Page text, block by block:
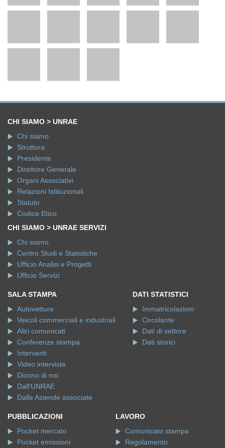
CHI SIAMO > UNRAE
Chi siamo
Struttura
Presidente
Direttore Generale
Organi Associativi
Relazioni Istituzionali
Statuto
Codice Etico
CHI SIAMO > UNRAE SERVIZI
Chi siamo
Centro Studi e Statistiche
Ufficio Analisi e Progetti
Ufficio Servizi
SALA STAMPA
Autovetture
Veicoli commerciali e industriali
Altri comunicati
Conferenze stampa
Interventi
Video interviste
Dicono di noi
Dall'UNRAE
Dalle Aziende associate
DATI STATISTICI
Immatricolazioni
Circolante
Dati di settore
Dati storici
PUBBLICAZIONI
Pocket mercato
Pocket emissioni
LAVORO
Comunicato stampa
Regolamento